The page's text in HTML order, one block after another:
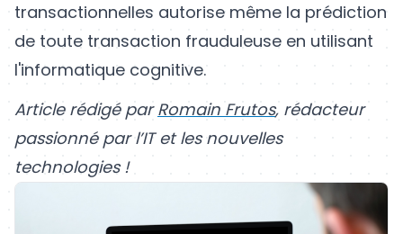
transactionnelles autorise même la prédiction
de toute transaction frauduleuse en utilisant
l'informatique cognitive.
Article rédigé parRomain Frutos, rédacteur
passionné par l’IT et les nouvelles
technologies !